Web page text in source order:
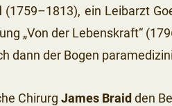
(1759–1813), ein Leibarzt
„Von der Lebenskraft“
dann der Bogen
Chirurg James Braid den